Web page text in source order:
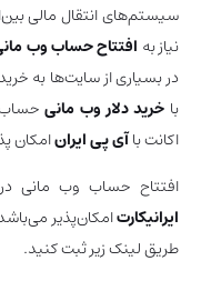
سیستم‌های انتقال مالی
نیاز به افتتاح حساب وب
در بسیاری از سایت‌ها به
با خرید دلار وب مانیحساب
اکانت باآی پی ایرانامکان
افتتاح حساب وب مانی
ایرانیکارتامکان‌پذیر
طریق لینک زیر ثبت کنید.